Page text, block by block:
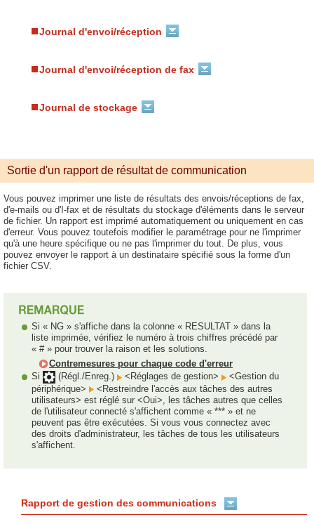
Journal d'envoi/réception
Journal d'envoi/réception de fax
Journal de stockage
Sortie d'un rapport de résultat de communication
Vous pouvez imprimer une liste de résultats des envois/réceptions de fax,
d'e-mails ou d'I-fax et de résultats du stockage d'éléments dans le serveur
de fichier. Un rapport est imprimé automatiquement ou uniquement en cas
d'erreur. Vous pouvez toutefois modifier le paramétrage pour ne l'imprimer
qu'à une heure spécifique ou ne pas l'imprimer du tout. De plus, vous
pouvez envoyer le rapport à un destinataire spécifié sous la forme d'un
fichier CSV.
Si « NG » s'affiche dans la colonne « RESULTAT » dans la
liste imprimée, vérifiez le numéro à trois chiffres précédé par
« # » pour trouver la raison et les solutions.
Contremesures pour chaque code d'erreur
Si
(Régl./Enreg.) <Réglages de gestion>
<Gestion du
périphérique>
<Restreindre l'accès aux tâches des autres
utilisateurs> est réglé sur <Oui>, les tâches autres que celles
de l'utilisateur connecté s'affichent comme « *** » et ne
peuvent pas être exécutées. Si vous vous connectez avec
des droits d'administrateur, les tâches de tous les utilisateurs
s'affichent.
Rapport de gestion des communications